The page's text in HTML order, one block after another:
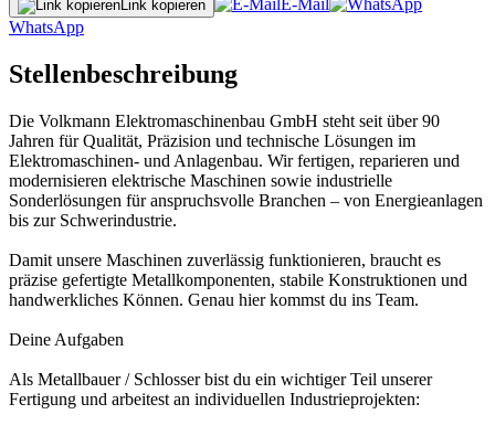
Link kopieren
WhatsApp
Stellenbeschreibung
Die Volkmann Elektromaschinenbau GmbH steht seit über 90
Jahren für Qualität, Präzision und technische Lösungen im
Elektromaschinen- und Anlagenbau. Wir fertigen, reparieren und
modernisieren elektrische Maschinen sowie industrielle
Sonderlösungen für anspruchsvolle Branchen – von Energieanlagen
bis zur Schwerindustrie.
Damit unsere Maschinen zuverlässig funktionieren, braucht es
präzise gefertigte Metallkomponenten, stabile Konstruktionen und
handwerkliches Können. Genau hier kommst du ins Team.
Deine Aufgaben
Als Metallbauer / Schlosser bist du ein wichtiger Teil unserer
Fertigung und arbeitest an individuellen Industrieprojekten: